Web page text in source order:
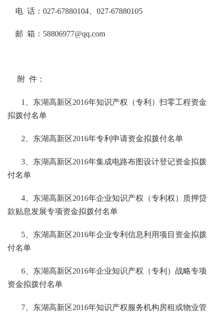
电 话：027-67880104、027-67880105
邮 箱：58806977@qq.com
附 件：
1、东湖高新区2016年知识产权（专利）扫零工程资金
拟拨付名单
2、东湖高新区2016年专利申请资金拟拨付名单
3、东湖高新区2016年集成电路布图设计登记资金拟拨
付名单
4、东湖高新区2016年企业知识产权（专利权）质押贷
款贴息发展专项资金拟拨付名单
5、东湖高新区2016年企业专利信息利用项目资金拟拨
付名单
6、东湖高新区2016年企业知识产权（专利）战略专项
资金拟拨付名单
7、东湖高新区2016年知识产权服务机构房租或物业管